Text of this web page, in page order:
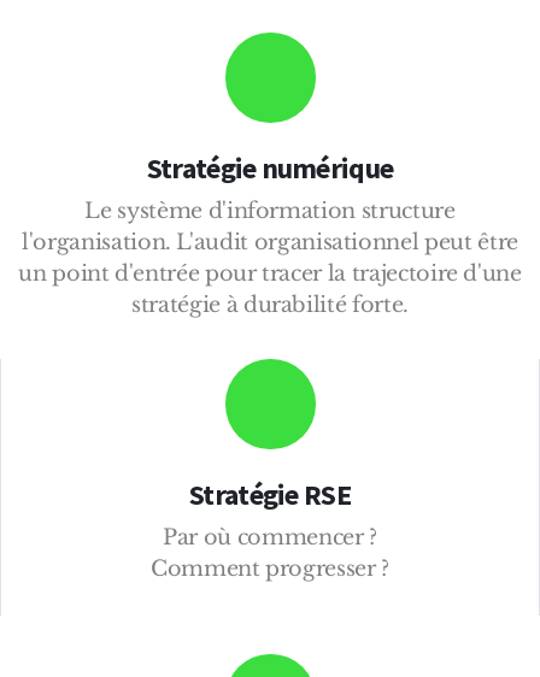
Stratégie numérique
Le système d'information structure
l'organisation. L'audit organisationnel peut être
un point d'entrée pour tracer la trajectoire d'une
stratégie à durabilité forte.
Stratégie RSE
Par où commencer ?
Comment progresser ?